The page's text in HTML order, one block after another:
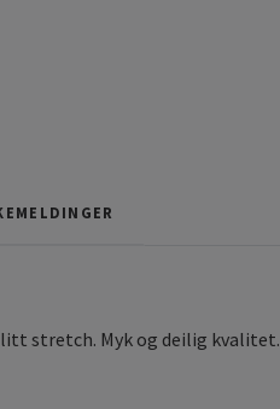
stretch. Myk og deilig kvalitet.